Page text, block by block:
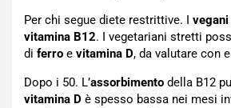
Per chi segue diete restrittive. I vegani
vitamina B12. I vegetariani stretti
di ferro e vitamina D, da valutare con
Dopo i 50. L’assorbimento della B12
vitamina D è spesso bassa nei mesi